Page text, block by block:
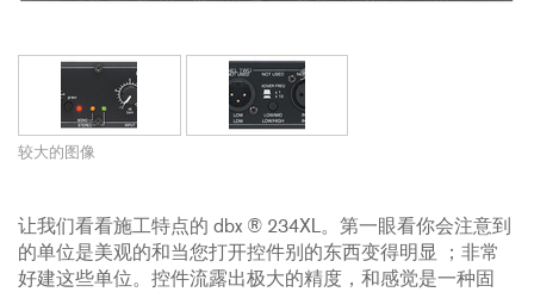
较大的图像
让我们看看施工特点的 dbx ® 234XL。第一眼看你会注意到
的单位是美观的和当您打开控件别的东西变得明显 ；非常
好建这些单位。控件流露出极大的精度，和感觉是一种固